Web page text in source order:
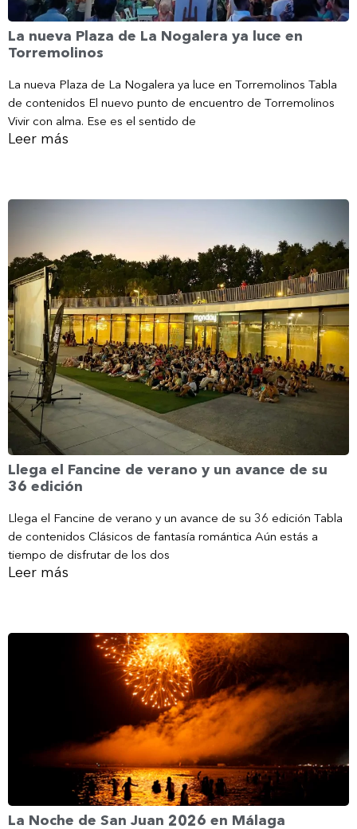
La nueva Plaza de La Nogalera ya luce en
Torremolinos
La nueva Plaza de La Nogalera ya luce en Torremolinos Tabla
de contenidos El nuevo punto de encuentro de Torremolinos
Vivir con alma. Ese es el sentido de
Leer más
Llega el Fancine de verano y un avance de su
36 edición
Llega el Fancine de verano y un avance de su 36 edición Tabla
de contenidos Clásicos de fantasía romántica Aún estás a
tiempo de disfrutar de los dos
Leer más
La Noche de San Juan 2026 en Málaga